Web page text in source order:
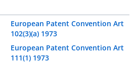
European Patent Convention Art
102(3)(a) 1973
European Patent Convention Art
111(1) 1973